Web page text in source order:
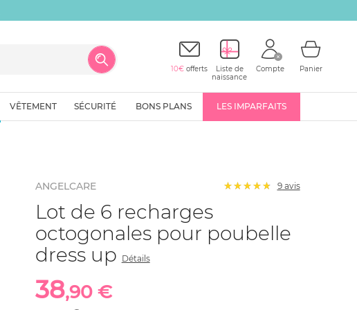
10€ offerts
Liste de
naissance
Compte Panier
VÊTEMENT SÉCURITÉ BONS PLANS LES IMPARFAITS
ANGELCARE 9avis
Lot de 6 recharges
octogonales pour poubelle
dress up Détails
38,90 €